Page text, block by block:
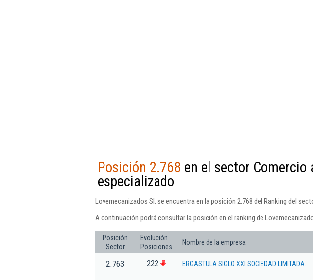
Posición 2.768 en el sector Comercio
especializado
Lovemecanizados Sl. se encuentra en la posición 2.768 del Ranking del
A continuación podrá consultar la posición en el ranking de
Posición
Sector
Evolución
Posiciones
Nombre de la empresa
2.763 222 ERGASTULA SIGLO XXI SOCIEDAD LIMITADA.